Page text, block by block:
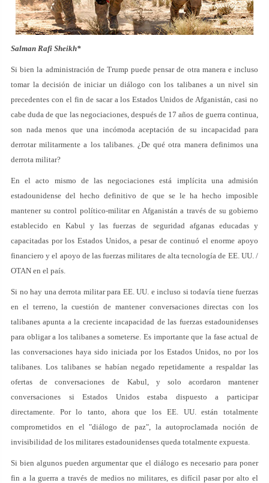
Salman Rafi Sheikh*
Si bien la administración de Trump puede pensar de otra manera e incluso
tomar la decisión de iniciar un diálogo con los talibanes a un nivel sin
precedentes con el fin de sacar a los Estados Unidos de Afganistán, casi no
cabe duda de que las negociaciones, después de 17 años de guerra continua,
son nada menos que una incómoda aceptación de su incapacidad para
derrotar militarmente a los talibanes. ¿De qué otra manera definimos una
derrota militar?
En el acto mismo de las negociaciones está implícita una admisión
estadounidense del hecho definitivo de que se le ha hecho imposible
mantener su control político-militar en Afganistán a través de su gobierno
establecido en Kabul y las fuerzas de seguridad afganas educadas y
capacitadas por los Estados Unidos, a pesar de continuó el enorme apoyo
financiero y el apoyo de las fuerzas militares de alta tecnología de EE. UU. /
OTAN en el país.
Si no hay una derrota militar para EE. UU. e incluso si todavía tiene fuerzas
en el terreno, la cuestión de mantener conversaciones directas con los
talibanes apunta a la creciente incapacidad de las fuerzas estadounidenses
para obligar a los talibanes a someterse. Es importante que la fase actual de
las conversaciones haya sido iniciada por los Estados Unidos, no por los
talibanes. Los talibanes se habían negado repetidamente a respaldar las
ofertas de conversaciones de Kabul, y solo acordaron mantener
conversaciones si Estados Unidos estaba dispuesto a participar
directamente. Por lo tanto, ahora que los EE. UU. están totalmente
comprometidos en el "diálogo de paz", la autoproclamada noción de
invisibilidad de los militares estadounidenses queda totalmente expuesta.
Si bien algunos pueden argumentar que el diálogo es necesario para poner
fin a la guerra a través de medios no militares, es difícil pasar por alto el